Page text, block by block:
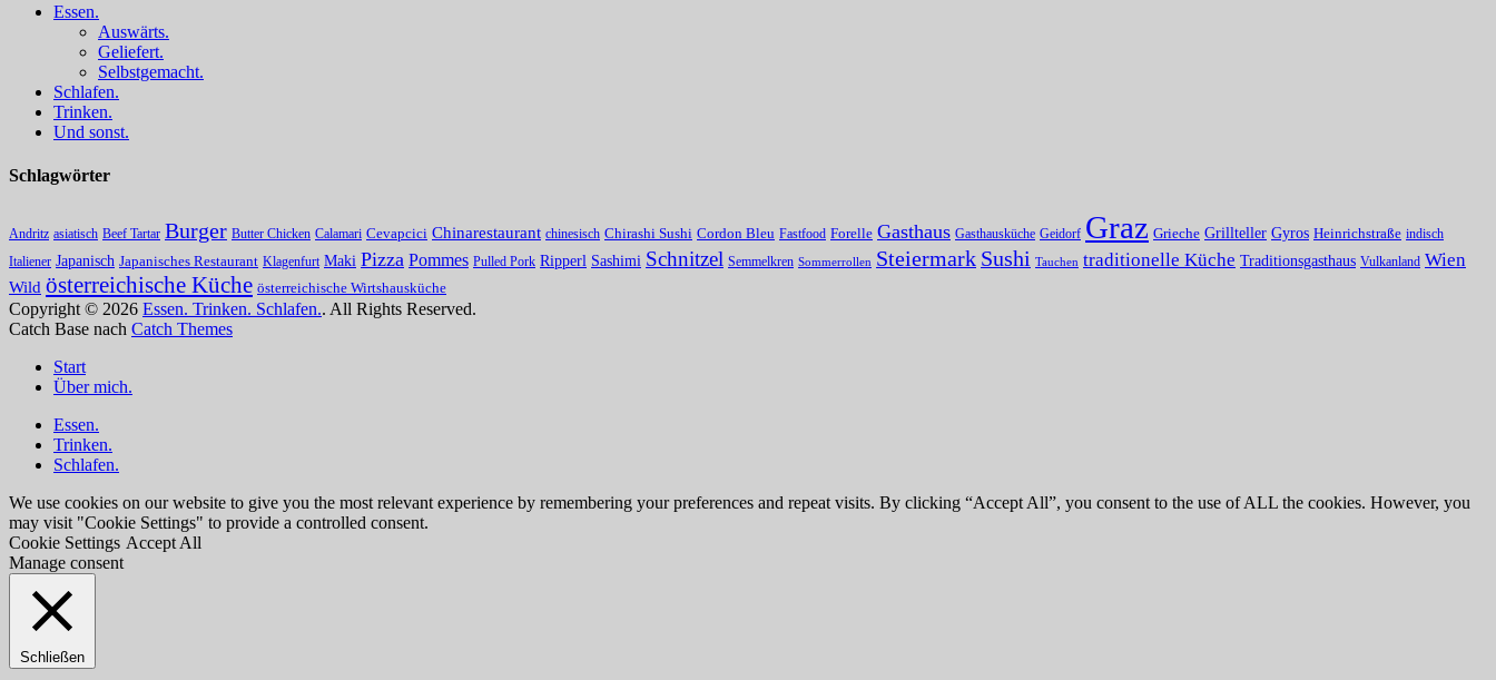
Essen.
Auswärts.
Geliefert.
Selbstgemacht.
Schlafen.
Trinken.
Und sonst.
Schlagwörter
Andritz asiatisch Beef Tartar Burger Butter Chicken Calamari Cevapcici Chinarestaurant chinesisch Chirashi Sushi Cordon Bleu Fastfood Forelle Gasthaus Gasthausküche Geidorf Graz Grieche Grillteller Gyros Heinrichstraße indisch
Italiener Japanisch Japanisches Restaurant Klagenfurt Maki Pizza Pommes Pulled Pork Ripperl Sashimi Schnitzel Semmelkren Sommerrollen Steiermark Sushi Tauchen traditionelle Küche Traditionsgasthaus Vulkanland Wien
Wild österreichische Küche österreichische Wirtshausküche
Copyright © 2026 Essen. Trinken. Schlafen.. All Rights Reserved.
Catch Base nach Catch Themes
oben
scrollen
Start
Über mich.
Essen.
Trinken.
Schlafen.
We use cookies on our website to give you the most relevant experience by remembering your preferences and repeat visits. By clicking “Accept All”, you consent to the use of ALL the cookies. However, you
may visit "Cookie Settings" to provide a controlled consent.
Cookie Settings Accept All
Manage consent
Schließen